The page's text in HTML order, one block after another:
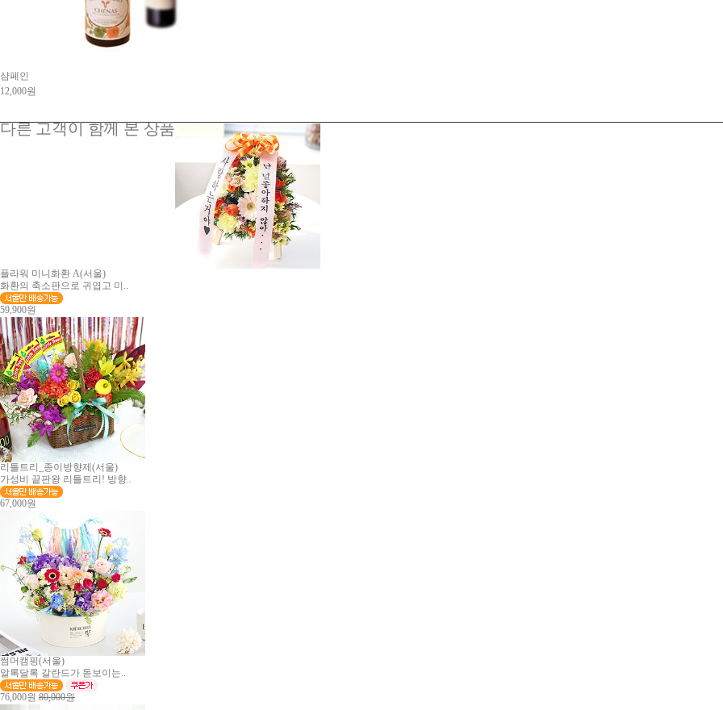
샴페인
12,000원
다른 고객이 함께 본 상품
플라워 미니화환 A(서울)
화환의 축소판으로 귀엽고 미..
59,900원
리틀트리_종이방향제(서울)
가성비 끝판왕 리틀트리! 방향..
67,000원
썸머캠핑(서울)
알록달록 갈란드가 돋보이는..
76,000원 80,000원